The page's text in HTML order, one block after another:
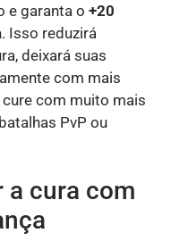
e garanta o +20
. Isso reduzirá
deixará suas
com mais
com muito mais
PvP ou
a cura com